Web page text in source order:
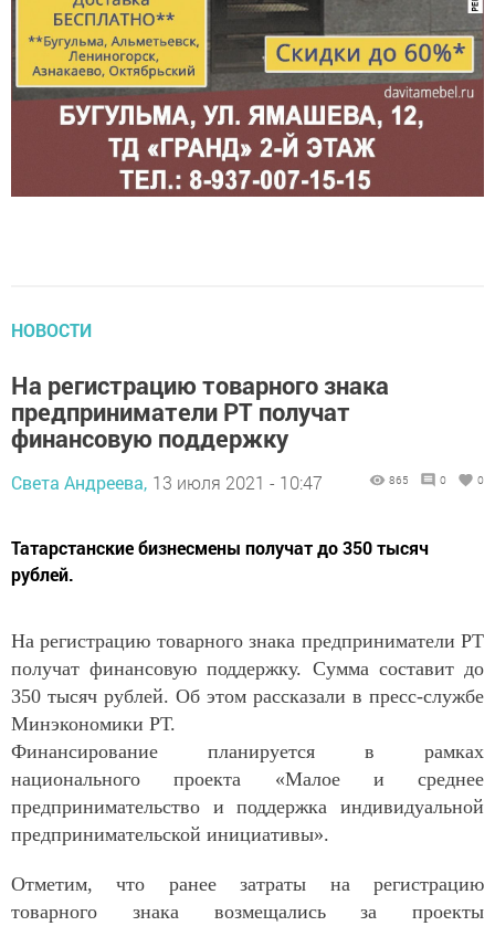
НОВОСТИ
На регистрацию товарного знака
предприниматели РТ получат
финансовую поддержку
Света Андреева, 13 июля 2021 - 10:47 865 0 0
Татарстанские бизнесмены получат до 350 тысяч
рублей.
На регистрацию товарного знака предприниматели РТ
получат финансовую поддержку. Сумма составит до
350 тысяч рублей. Об этом рассказали в пресс-службе
Минэкономики РТ.
Финансирование планируется в рамках
национального проекта «Малое и среднее
предпринимательство и поддержка индивидуальной
предпринимательской инициативы».
Отметим, что ранее затраты на регистрацию
товарного знака возмещались за проекты